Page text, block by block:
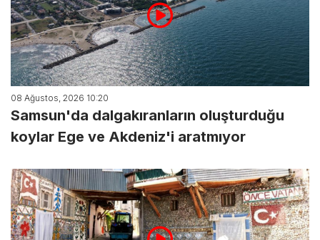
08 Ağustos, 2026 10:20
Samsun'da dalgakıranların oluşturduğu
koylar Ege ve Akdeniz'i aratmıyor